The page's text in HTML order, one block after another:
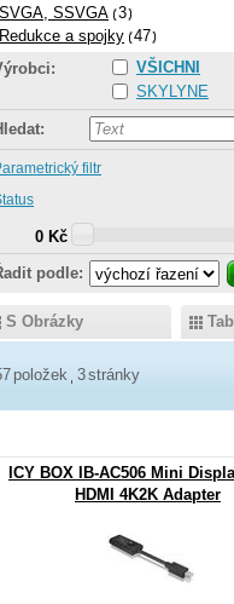
SVGA, SSVGA 3
Redukce a spojky 47
VŠICHNI
SKYLYNE
filtr
0 Kč
podle:
S Obrázky
položek 3stránky
ICY BOX IB-AC506 Mini
HDMI 4K2K Adapter